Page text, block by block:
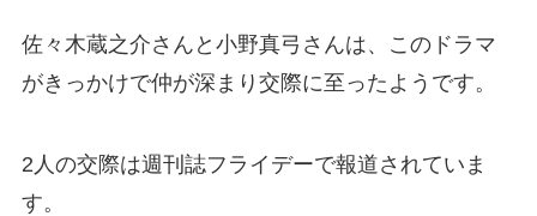
佐々木蔵之介さんと小野真弓さんは、このドラマ
がきっかけで仲が深まり交際に至ったようです。
2人の交際は週刊誌フライデーで報道されていま
す。